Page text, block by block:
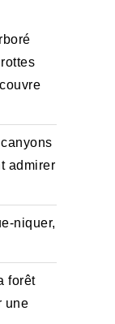
admirer
niquer,
forêt
une